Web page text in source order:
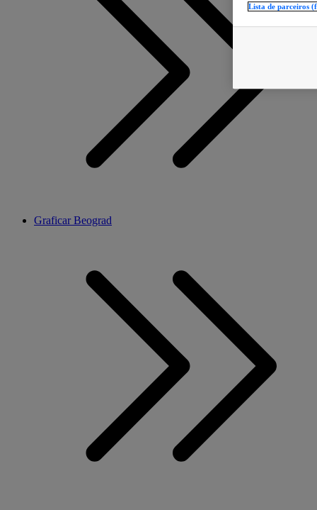
Graficar Beograd
Lista de parceiros